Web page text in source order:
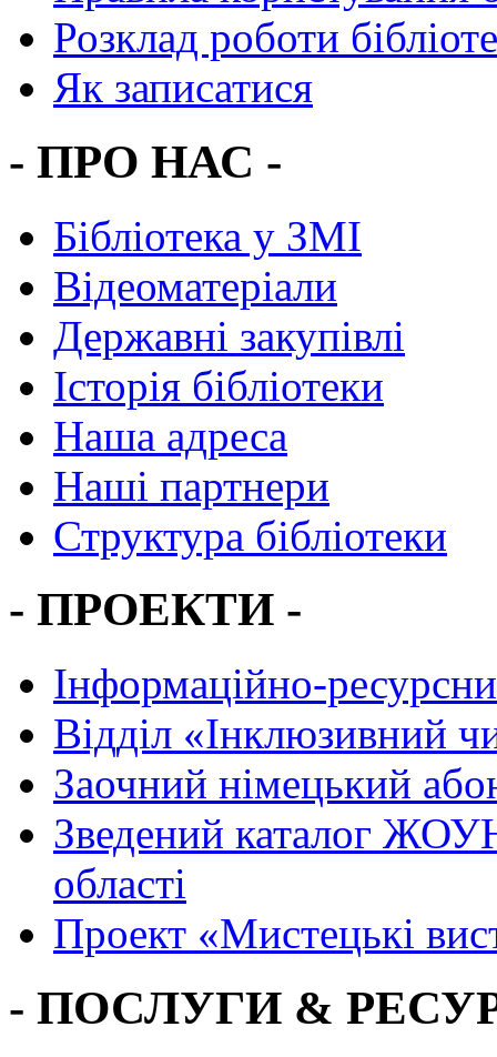
Розклад роботи
Як записатися
- ПРО НАС -
Бібліотека у ЗМІ
Відеоматеріали
Державні закупівлі
Історія бібліотеки
Наша адреса
Наші партнери
Структура бібліотеки
- ПРОЕКТИ -
Інформаційно-
Вiддiл «Інклюзивний
Заочний німецький
Зведений каталог
області
Проект «Мистецькі
- ПОСЛУГИ &